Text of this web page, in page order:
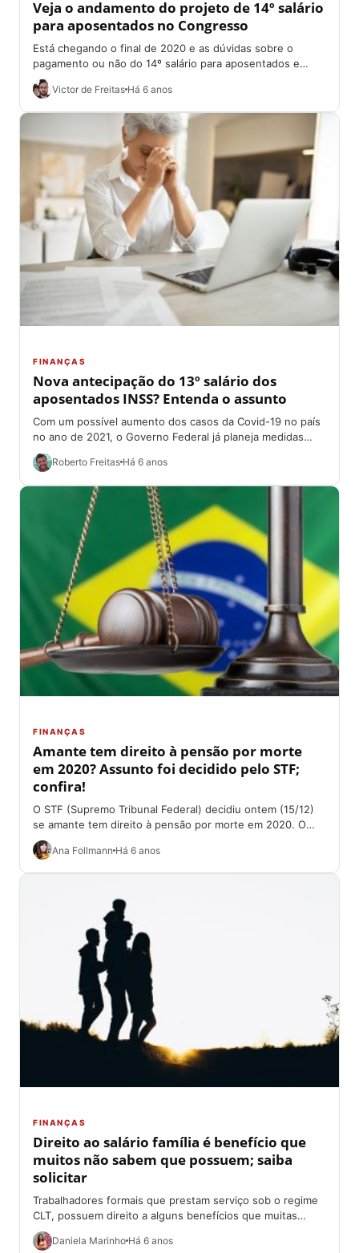
Veja o andamento do projeto de 14º salário
para aposentados no Congresso
Está chegando o final de 2020 e as dúvidas sobre o
pagamento ou não do 14º salário para aposentados e
pensionistas do...
Victor de Freitas Há 6 anos
FINANÇAS
Nova antecipação do 13º salário dos
aposentados INSS? Entenda o assunto
Com um possível aumento dos casos da Covid-19 no país
no ano de 2021, o Governo Federal já planeja medidas
para evitar...
Roberto Freitas Há 6 anos
FINANÇAS
Amante tem direito à pensão por morte
em 2020? Assunto foi decidido pelo STF;
confira!
O STF (Supremo Tribunal Federal) decidiu ontem (15/12)
se amante tem direito à pensão por morte em 2020. O
assunto vinha gerando...
Ana Follmann Há 6 anos
FINANÇAS
Direito ao salário família é benefício que
muitos não sabem que possuem; saiba
solicitar
Trabalhadores formais que prestam serviço sob o regime
CLT, possuem direito a alguns benefícios que muitas
vezes podem passar despercebidos; principalmente
profissionais...
Daniela Marinho Há 6 anos